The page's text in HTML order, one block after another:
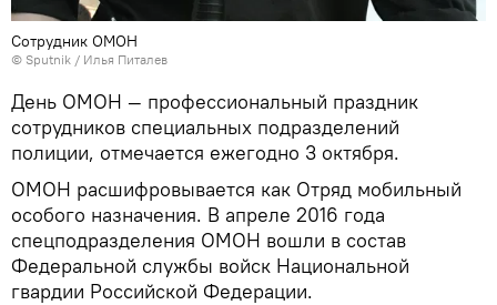
Сотрудник ОМОН
© Sputnik / Илья Питалев
День ОМОН — профессиональный праздник
сотрудников специальных подразделений
полиции, отмечается ежегодно 3 октября.
ОМОН расшифровывается как Отряд мобильный
особого назначения. В апреле 2016 года
спецподразделения ОМОН вошли в состав
Федеральной службы войск Национальной
гвардии Российской Федерации.